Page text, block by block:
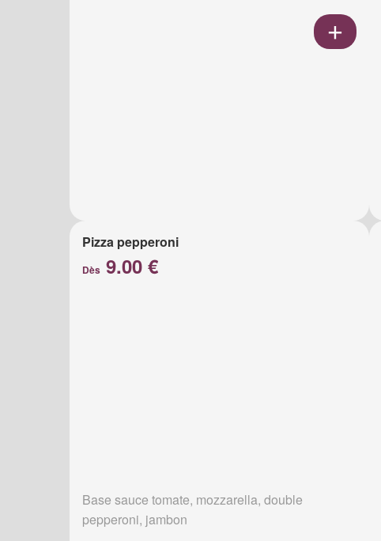
Pizza pepperoni
Dès 9.00 €
Base sauce tomate, mozzarella, double
pepperoni, jambon